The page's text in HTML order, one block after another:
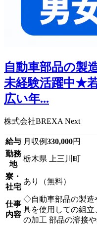
自動車部品の製
未経験活躍中★
広い年...
株式会社BREXA Next
給与 月収例330,000円
勤務
地
栃木県 上三川町
寮・
社宅
あり（無料）
仕事
内容
◇自動車部品の製造
具を使用しての組立
の加工 部品の溶接